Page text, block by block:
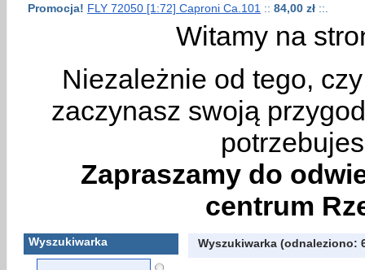
Promocja! FLY 72050 [1:72] Caproni Ca.101 :: 84,00 zł ::.
Witamy na
Niezależnie od tego,
zaczynasz swoją
Zapraszamy do
centrum
Wyszukiwarka Wyszukiwarka (odnaleziono: